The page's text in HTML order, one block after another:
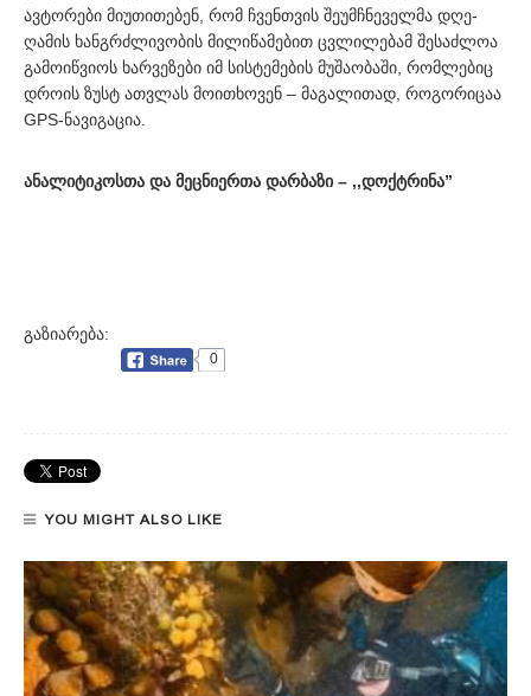
ავტორები მიუთითებენ, რომ ჩვენთვის შეუმჩნეველმა დღე-
ღამის ხანგრძლივობის მილიწამებით ცვლილებამ შესაძლოა
გამოიწვიოს ხარვეზები იმ სისტემების მუშაობაში, რომლებიც
დროის ზუსტ ათვლას მოითხოვენ – მაგალითად, როგორიცაა
GPS-ნავიგაცია.
ანალიტიკოსთა და მეცნიერთა დარბაზი – ,,დოქტრინა”
გაზიარება:
0
YOU MIGHT ALSO LIKE